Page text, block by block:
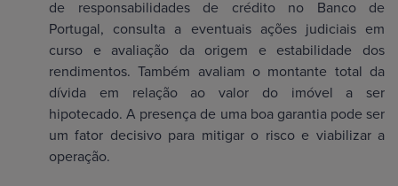
de responsabilidades de crédito no Banco de
Portugal, consulta a eventuais ações judiciais em
curso e avaliação da origem e estabilidade dos
rendimentos. Também avaliam o montante total da
dívida em relação ao valor do imóvel a ser
hipotecado. A presença de uma boa garantia pode ser
um fator decisivo para mitigar o risco e viabilizar a
operação.